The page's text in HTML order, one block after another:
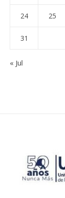
24 25
31
« Jul